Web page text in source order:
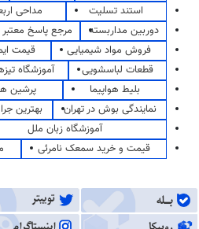
استند تسلیت
مداحی
دوربین مداربسته
مرجع پاسخ
فروش مواد شیمیایی
قیمت
قطعات لباسشویی
آموزشگاه
بلیط هواپیما
پرشین
نمایندگی بوش در تهران
بهترین
آموزشگاه زبان ملل
قیمت و خرید سمعک نامرئی